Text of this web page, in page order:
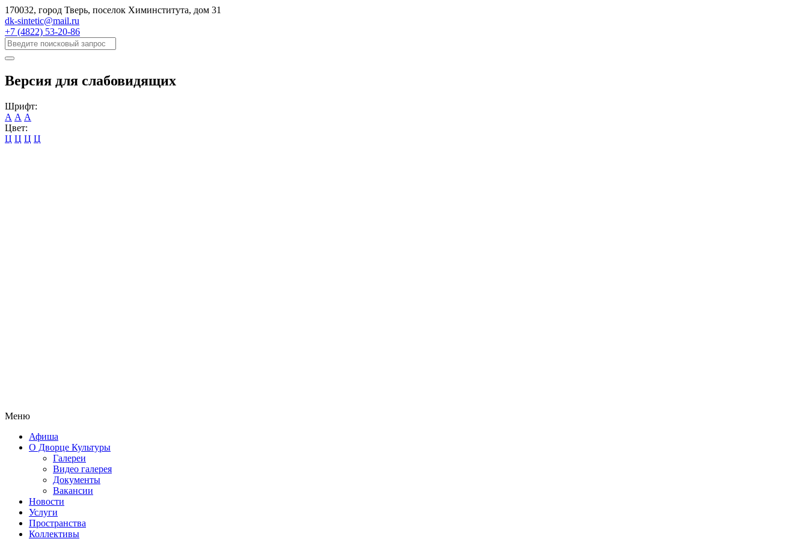
170032, город Тверь, поселок Химинститута, дом 31
dk-sintetic@mail.ru
+7 (4822) 53-20-86
Версия для слабовидящих
Шрифт:
А А А
Цвет:
Ц Ц Ц Ц
Меню
Афиша
О Дворце Культуры
Галереи
Видео галерея
Документы
Вакансии
Новости
Услуги
Пространства
Коллективы